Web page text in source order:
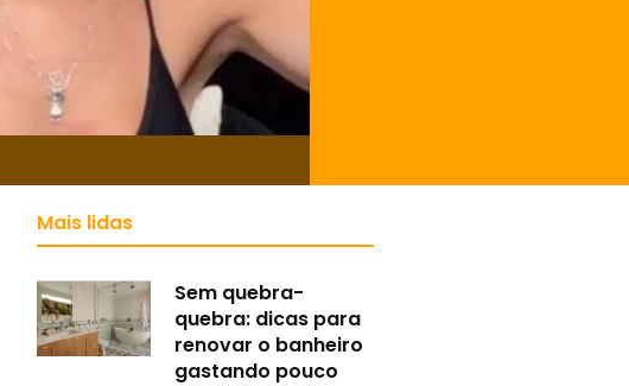
Mais lidas
Sem quebra-
quebra: dicas para
renovar o banheiro
gastando pouco